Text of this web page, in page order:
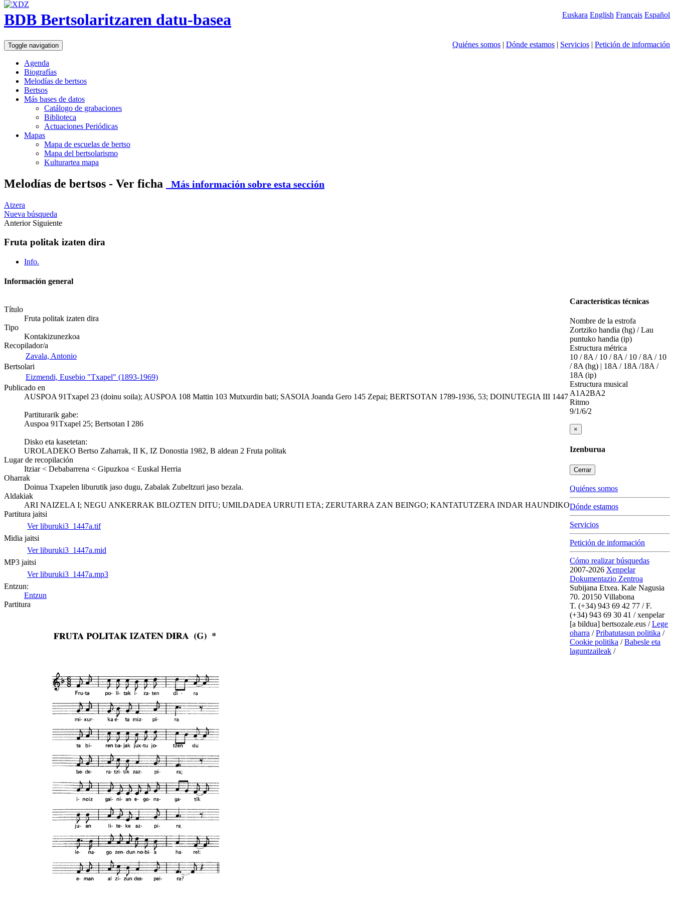
Euskara English Français Español
BDB Bertsolaritzaren datu-basea
Quiénes somos | Dónde estamos | Servicios | Petición de información
Toggle navigation
Agenda
Biografías
Melodías de bertsos
Bertsos
Más bases de datos
Catálogo de grabaciones
Biblioteca
Actuaciones Periódicas
Mapas
Mapa de escuelas de bertso
Mapa del bertsolarismo
Kulturartea mapa
Melodías de bertsos - Ver ficha Más información sobre esta sección
Atzera
Nueva búsqueda
Anterior Siguiente
Fruta politak izaten dira
Info.
Información general
Título
Fruta politak izaten dira
Tipo
Kontakizunezkoa
Recopilador/a
Zavala, Antonio
Bertsolari
Eizmendi, Eusebio "Txapel" (1893-1969)
Publicado en
AUSPOA 91Txapel 23 (doinu soila); AUSPOA 108 Mattin 103 Mutxurdin bati; SASOIA Joanda Gero 145 Zepai; BERTSOTAN 1789-1936, 53; DOINUTEGIA III 1447
Partiturarik gabe:
Auspoa 91Txapel 25; Bertsotan I 286
Disko eta kasetetan:
UROLADEKO Bertso Zaharrak, II K, IZ Donostia 1982, B aldean 2 Fruta politak
Lugar de recopilación
Itziar < Debabarrena < Gipuzkoa < Euskal Herria
Oharrak
Doinua Txapelen liburutik jaso dugu, Zabalak Zubeltzuri jaso bezala.
Aldakiak
ARI NAIZELA I; NEGU ANKERRAK BILOZTEN DITU; UMILDADEA URRUTI ETA; ZERUTARRA ZAN BEINGO; KANTATUTZERA INDAR HAUNDIKO
Partitura jaitsi
Ver liburuki3_1447a.tif
Midia jaitsi
Ver liburuki3_1447a.mid
MP3 jaitsi
Ver liburuki3_1447a.mp3
Entzun:
Entzun
Partitura
Características técnicas
Nombre de la estrofa
Zortziko handia (hg) / Lau
puntuko handia (ip)
Estructura métrica
10 / 8A / 10 / 8A / 10 / 8A / 10
/ 8A (hg) | 18A / 18A /18A /
18A (ip)
Estructura musical
A1A2BA2
Ritmo
9/1/6/2
×
Izenburua
Cerrar
Quiénes somos
Dónde estamos
Servicios
Petición de información
Cómo realizar búsquedas
2007-2026 Xenpelar
Dokumentazio Zentroa
Subijana Etxea. Kale Nagusia
70. 20150 Villabona
T. (+34) 943 69 42 77 / F.
(+34) 943 69 30 41 / xenpelar
[a bildua] bertsozale.eus /Lege
oharra /Pribatutasun politika /
Cookie politika /Babesle eta
laguntzaileak /